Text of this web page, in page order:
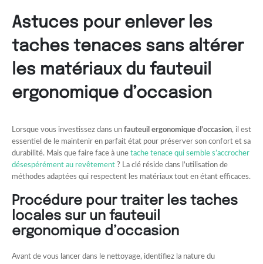
Astuces pour enlever les
taches tenaces sans altérer
les matériaux du fauteuil
ergonomique d’occasion
Lorsque vous investissez dans un fauteuil ergonomique d’occasion, il est
essentiel de le maintenir en parfait état pour préserver son confort et sa
durabilité. Mais que faire face à une tache tenace qui semble s’accrocher
désespérément au revêtement ? La clé réside dans l’utilisation de
méthodes adaptées qui respectent les matériaux tout en étant efficaces.
Procédure pour traiter les taches
locales sur un fauteuil
ergonomique d’occasion
Avant de vous lancer dans le nettoyage, identifiez la nature du